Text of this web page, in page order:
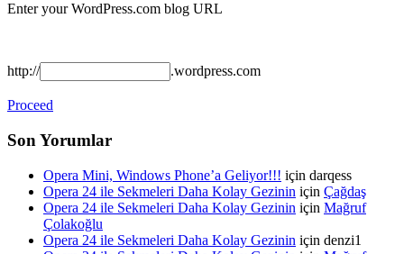
Enter your WordPress.com blog URL
http:// .wordpress.com
Proceed
Son Yorumlar
Opera Mini, Windows Phone’a Geliyor!!! için darqess
Opera 24 ile Sekmeleri Daha Kolay Gezinin için Çağdaş
Opera 24 ile Sekmeleri Daha Kolay Gezinin için Mağruf
Çolakoğlu
Opera 24 ile Sekmeleri Daha Kolay Gezinin için denzi1